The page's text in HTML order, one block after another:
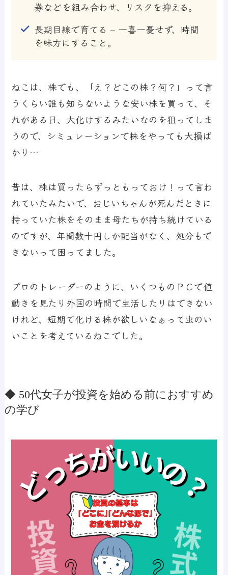
券などを組み合わせ、リスクを抑える。
長期目線で育てる – 一喜一憂せず、時間
を味方にすること。
ねこは、株でも、「え？どこの株？何？」って言
うくらい誰も知らないような安い株を買って、そ
れがある日、大化けするみたいなのを狙ってしま
うので、シミュレーションで株をやっても大損ば
かり…
昔は、株は買ったらずっともっておけ！って言わ
れていたみたいで、おじいちゃんが死んだときに
持っていた株をそのまま母たちが持ち続けている
のですが、年間数十円しか配当がなく、処分もで
きないって困ってました。
プロのトレーダーのように、いくつものＰＣで値
動きを見たり外国の時間で生活したりはできない
けれど、短期で化ける株が欲しいなぁって虫のい
いことを考えているねこでした。
◆ 50代女子が投資を始める前におすすめ
の学び